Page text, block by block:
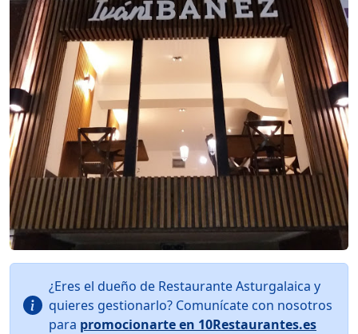
¿Eres el dueño de Restaurante Asturgalaica y
quieres gestionarlo? Comunícate con nosotros
para promocionarte en 10Restaurantes.es